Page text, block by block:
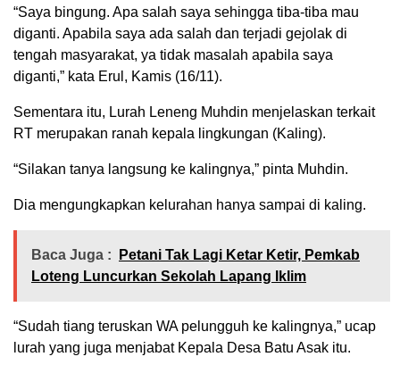
“Saya bingung. Apa salah saya sehingga tiba-tiba mau
diganti. Apabila saya ada salah dan terjadi gejolak di
tengah masyarakat, ya tidak masalah apabila saya
diganti,” kata Erul, Kamis (16/11).
Sementara itu, Lurah Leneng Muhdin menjelaskan terkait
RT merupakan ranah kepala lingkungan (Kaling).
“Silakan tanya langsung ke kalingnya,” pinta Muhdin.
Dia mengungkapkan kelurahan hanya sampai di kaling.
Baca Juga :
Petani Tak Lagi Ketar Ketir, Pemkab
Loteng Luncurkan Sekolah Lapang Iklim
“Sudah tiang teruskan WA pelungguh ke kalingnya,” ucap
lurah yang juga menjabat Kepala Desa Batu Asak itu.